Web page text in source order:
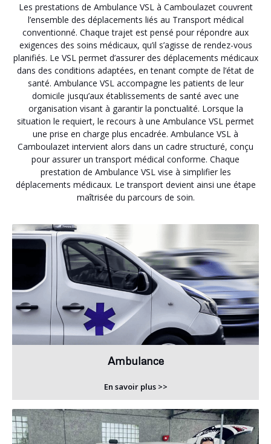
Les prestations de Ambulance VSL à Camboulazet couvrent
l’ensemble des déplacements liés au Transport médical
conventionné. Chaque trajet est pensé pour répondre aux
exigences des soins médicaux, qu’il s’agisse de rendez-vous
planifiés. Le VSL permet d’assurer des déplacements médicaux
dans des conditions adaptées, en tenant compte de l’état de
santé. Ambulance VSL accompagne les patients de leur
domicile jusqu’aux établissements de santé avec une
organisation visant à garantir la ponctualité. Lorsque la
situation le requiert, le recours à une Ambulance VSL permet
une prise en charge plus encadrée. Ambulance VSL à
Camboulazet intervient alors dans un cadre structuré, conçu
pour assurer un transport médical conforme. Chaque
prestation de Ambulance VSL vise à simplifier les
déplacements médicaux. Le transport devient ainsi une étape
maîtrisée du parcours de soin.
Ambulance
En savoir plus >>